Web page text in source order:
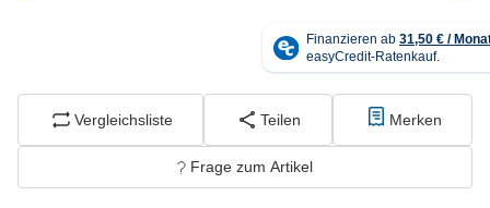
Vergleichsliste Teilen Merken
Frage zum Artikel